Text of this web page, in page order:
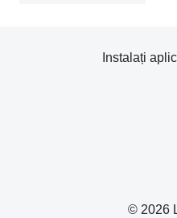
© 2026
Instalați